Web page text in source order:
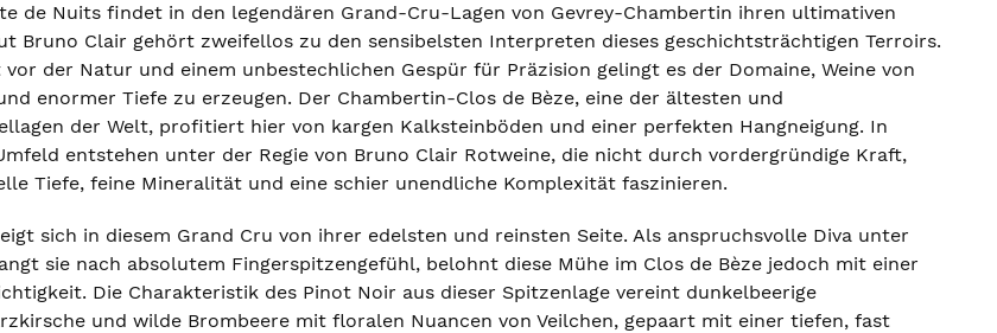
de Nuits findet in den legendären Grand-Cru-Lagen von Gevrey-Chambertin ihren ultimativen
Bruno Clair gehört zweifellos zu den sensibelsten Interpreten dieses geschichtsträchtigen Terroirs.
der Natur und einem unbestechlichen Gespür für Präzision gelingt es der Domaine, Weine von
enormer Tiefe zu erzeugen. Der Chambertin-Clos de Bèze, eine der ältesten und
der Welt, profitiert hier von kargen Kalksteinböden und einer perfekten Hangneigung. In
entstehen unter der Regie von Bruno Clair Rotweine, die nicht durch vordergründige Kraft,
Tiefe, feine Mineralität und eine schier unendliche Komplexität faszinieren.
sich in diesem Grand Cru von ihrer edelsten und reinsten Seite. Als anspruchsvolle Diva unter
sie nach absolutem Fingerspitzengefühl, belohnt diese Mühe im Clos de Bèze jedoch mit einer
Die Charakteristik des Pinot Noir aus dieser Spitzenlage vereint dunkelbeerige
und wilde Brombeere mit floralen Nuancen von Veilchen, gepaart mit einer tiefen, fast